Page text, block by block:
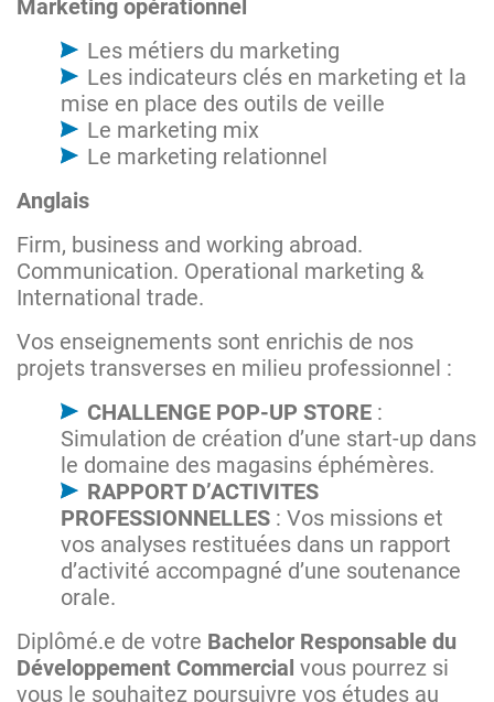
Marketing opérationnel
Les métiers du marketing
Les indicateurs clés en marketing et la
mise en place des outils de veille
Le marketing mix
Le marketing relationnel
Anglais
Firm, business and working abroad.
Communication. Operational marketing &
International trade.
Vos enseignements sont enrichis de nos
projets transverses en milieu professionnel :
CHALLENGE POP-UP STORE :
Simulation de création d’une start-up dans
le domaine des magasins éphémères.
RAPPORT D’ACTIVITES
PROFESSIONNELLES : Vos missions et
vos analyses restituées dans un rapport
d’activité accompagné d’une soutenance
orale.
Diplômé.e de votre Bachelor Responsable du
Développement Commercial vous pourrez si
vous le souhaitez poursuivre vos études au